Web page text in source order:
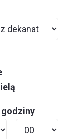
godziny